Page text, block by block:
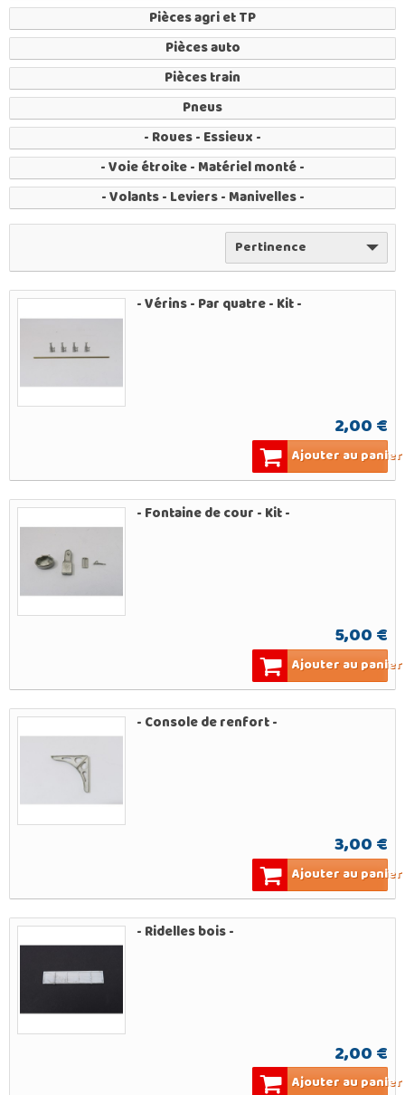
Pièces agri et TP
Pièces auto
Pièces train
Pneus
- Roues - Essieux -
- Voie étroite - Matériel monté -
- Volants - Leviers - Manivelles -
Pertinence
- Vérins - Par quatre - Kit -
2,00 €
Ajouter au panier
- Fontaine de cour - Kit -
5,00 €
Ajouter au panier
- Console de renfort -
3,00 €
Ajouter au panier
- Ridelles bois -
2,00 €
Ajouter au panier